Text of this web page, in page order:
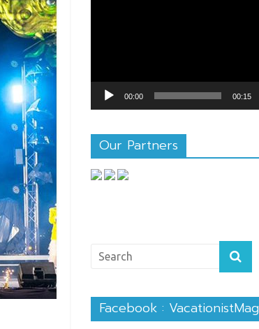
00:00 00:15
Our Partners
Facebook : VacationistMag